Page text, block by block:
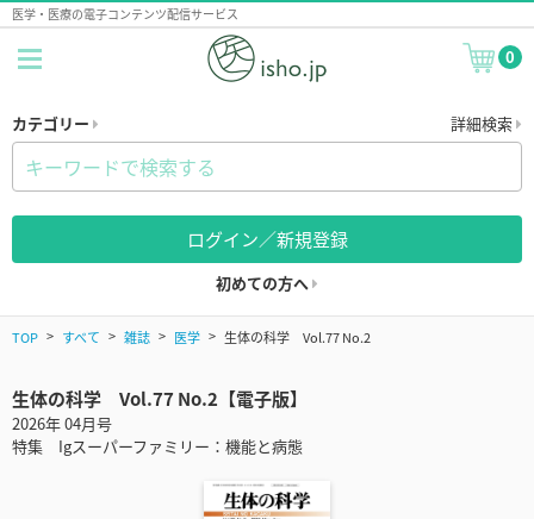
医学・医療の電子コンテンツ配信サービス
0
カテゴリー 詳細検索
ログイン／新規登録
初めての方へ
TOP すべて 雑誌 医学 生体の科学 Vol.77 No.2
生体の科学 Vol.77 No.2【電子版】
2026年 04月号
特集 Igスーパーファミリー：機能と病態